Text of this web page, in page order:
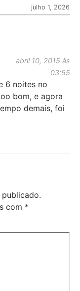
julho 1, 2026
abril 10, 2015 às
03:55
6 noites no
bom, e agora
demais, foi
com *